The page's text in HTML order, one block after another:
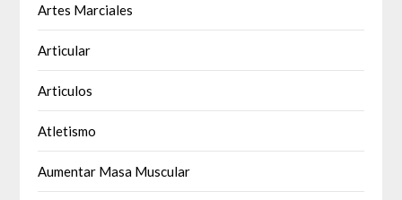
Artes Marciales
Articular
Articulos
Atletismo
Aumentar Masa Muscular